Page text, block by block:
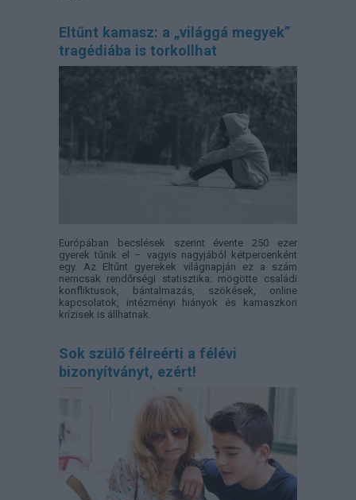
Eltűnt kamasz: a „világgá megyek”
tragédiába is torkollhat
Európában becslések szerint évente 250 ezer
gyerek tűnik el – vagyis nagyjából kétpercenként
egy. Az Eltűnt gyerekek világnapján ez a szám
nemcsak rendőrségi statisztika: mögötte családi
konfliktusok, bántalmazás, szökések, online
kapcsolatok, intézményi hiányok és kamaszkori
krízisek is állhatnak.
Sok szülő félreérti a félévi
bizonyítványt, ezért!